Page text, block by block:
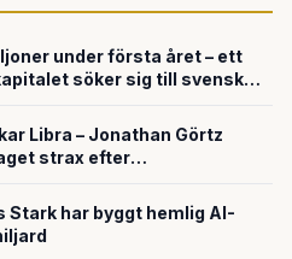
under första året – ett
söker sig till svensk
Libra – Jonathan Görtz
strax efter
Stark har byggt hemlig AI-